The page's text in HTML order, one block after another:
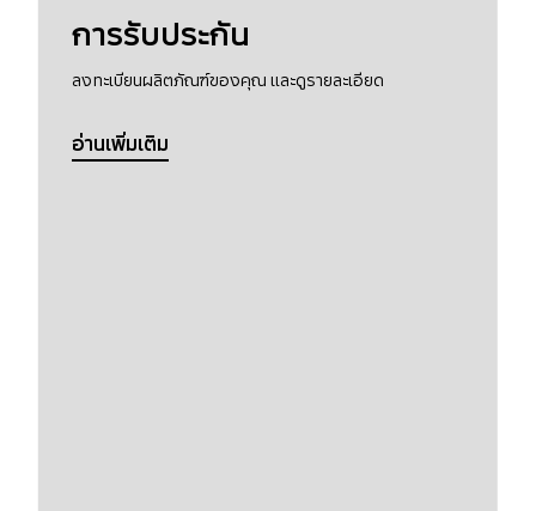
การรับประกัน
ลงทะเบียนผลิตภัณฑ์ของคุณ และดูรายละเอียด
อ่านเพิ่มเติม